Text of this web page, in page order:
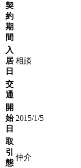
契
約
期
間
入
居
日
相談
交
通
開
始
日
2015/1/5
取
引
態
仲介